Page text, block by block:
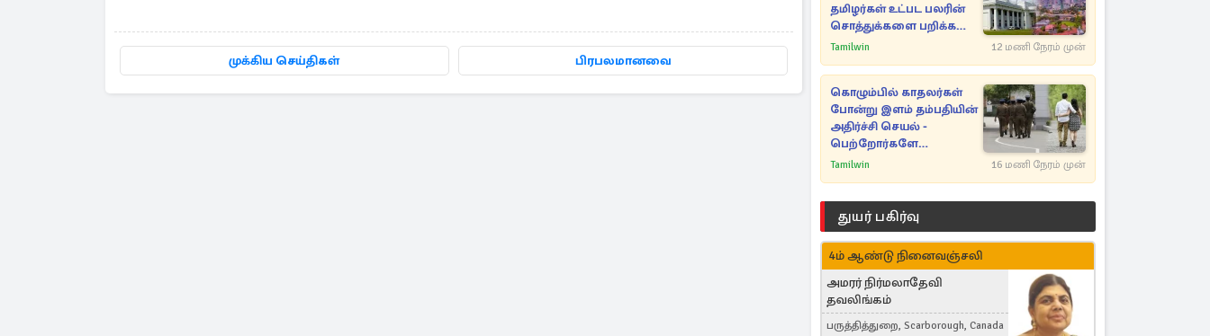
காரணம்
முக்கிய செய்திகள் பிரபலமானவை
தமிழர்கள் உட்பட பலரின்
சொத்துக்களை பறிக்க
நடவடிக்கை
Tamilwin 12 மணி நேரம் முன்
கொழும்பில் காதலர்கள்
போன்று இளம் தம்பதியின்
அதிர்ச்சி செயல் -
பெற்றோர்களே
எச்சரிக்கை
Tamilwin 16 மணி நேரம் முன்
துயர் பகிர்வு
4ம் ஆண்டு நினைவஞ்சலி
அமரர் நிர்மலாதேவி
தவலிங்கம்
பருத்தித்துறை, Scarborough, Canada